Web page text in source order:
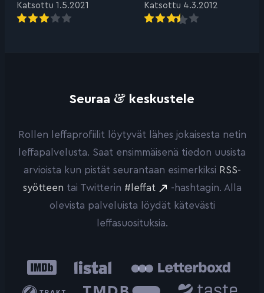
Katsottu 1.5.2021 Katsottu 4.3.2012
Seuraa & keskustele
Rollen leffaprofiilit löytyvät lähes jokaisesta netin
leffapalvelusta. Saat ensimmäisenä tiedon uusista
arvioista kun pistät seurantaan esimerkiksi RSS-
syötteen tai Twitterin #leffat
-hashtagin. Alla
olevista palveluista löydät kätevästi
leffasuosituksia.
IMDb Listal